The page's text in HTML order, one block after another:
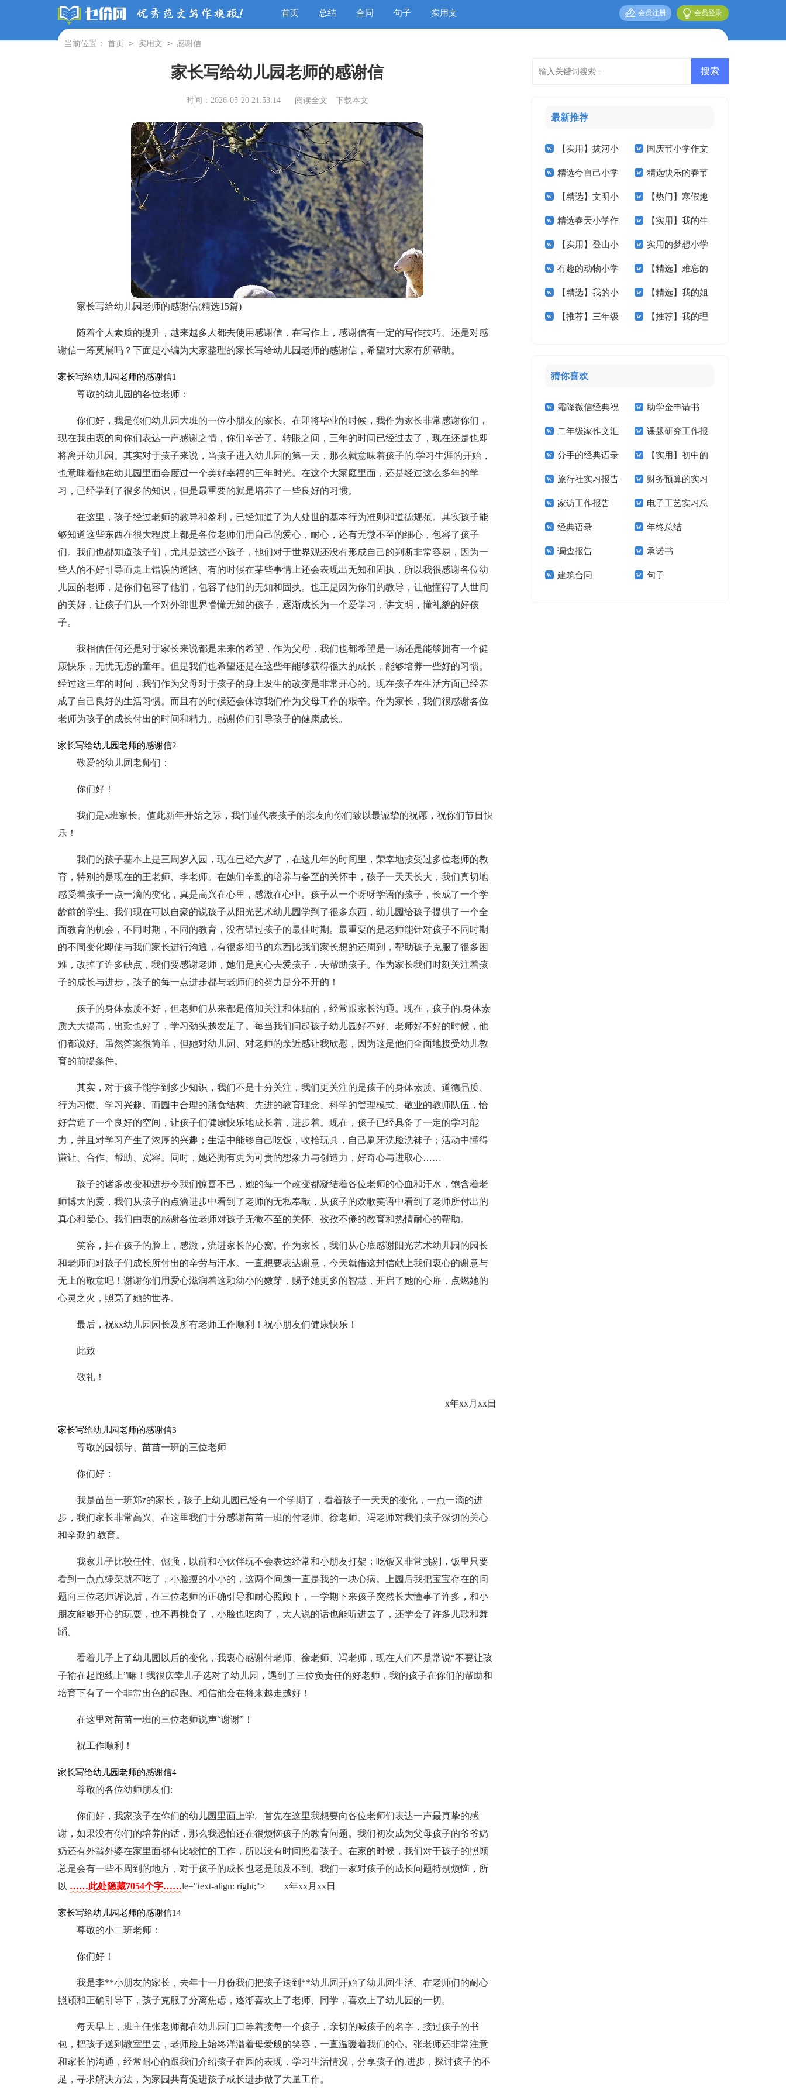
首页 总结 合同 句子 实用文 会员登录
会员注册
当前位置： 首页 > 实用文 > 感谢信
家长写给幼儿园老师的感谢信
时间：2026-05-20 21:53:14 阅读全文 下载本文
家长写给幼儿园老师的感谢信(精选15篇)
随着个人素质的提升，越来越多人都去使用感谢信，在写作上，感谢信有一定的写作技巧。还是对感
谢信一筹莫展吗？下面是小编为大家整理的家长写给幼儿园老师的感谢信，希望对大家有所帮助。
家长写给幼儿园老师的感谢信1
尊敬的幼儿园的各位老师：
你们好，我是你们幼儿园大班的一位小朋友的家长。在即将毕业的时候，我作为家长非常感谢你们，
现在我由衷的向你们表达一声感谢之情，你们辛苦了。转眼之间，三年的时间已经过去了，现在还是也即
将离开幼儿园。其实对于孩子来说，当孩子进入幼儿园的第一天，那么就意味着孩子的.学习生涯的开始，
也意味着他在幼儿园里面会度过一个美好幸福的三年时光。在这个大家庭里面，还是经过这么多年的学
习，已经学到了很多的知识，但是最重要的就是培养了一些良好的习惯。
在这里，孩子经过老师的教导和盈利，已经知道了为人处世的基本行为准则和道德规范。其实孩子能
够知道这些东西在很大程度上都是各位老师们用自己的爱心，耐心，还有无微不至的细心，包容了孩子
们。我们也都知道孩子们，尤其是这些小孩子，他们对于世界观还没有形成自己的判断非常容易，因为一
些人的不好引导而走上错误的道路。有的时候在某些事情上还会表现出无知和固执，所以我很感谢各位幼
儿园的老师，是你们包容了他们，包容了他们的无知和固执。也正是因为你们的教导，让他懂得了人世间
的美好，让孩子们从一个对外部世界懵懂无知的孩子，逐渐成长为一个爱学习，讲文明，懂礼貌的好孩
子。
我相信任何还是对于家长来说都是未来的希望，作为父母，我们也都希望是一场还是能够拥有一个健
康快乐，无忧无虑的童年。但是我们也希望还是在这些年能够获得很大的成长，能够培养一些好的习惯。
经过这三年的时间，我们作为父母对于孩子的身上发生的改变是非常开心的。现在孩子在生活方面已经养
成了自己良好的生活习惯。而且有的时候还会体谅我们作为父母工作的艰辛。作为家长，我们很感谢各位
老师为孩子的成长付出的时间和精力。感谢你们引导孩子的健康成长。
家长写给幼儿园老师的感谢信2
敬爱的幼儿园老师们：
你们好！
我们是x班家长。值此新年开始之际，我们谨代表孩子的亲友向你们致以最诚挚的祝愿，祝你们节日快
乐！
我们的孩子基本上是三周岁入园，现在已经六岁了，在这几年的时间里，荣幸地接受过多位老师的教
育，特别的是现在的王老师、李老师。在她们辛勤的培养与备至的关怀中，孩子一天天长大，我们真切地
感受着孩子一点一滴的变化，真是高兴在心里，感激在心中。孩子从一个呀呀学语的孩子，长成了一个学
龄前的学生。我们现在可以自豪的说孩子从阳光艺术幼儿园学到了很多东西，幼儿园给孩子提供了一个全
面教育的机会，不同时期，不同的教育，没有错过孩子的最佳时期。最重要的是老师能针对孩子不同时期
的不同变化即使与我们家长进行沟通，有很多细节的东西比我们家长想的还周到，帮助孩子克服了很多困
难，改掉了许多缺点，我们要感谢老师，她们是真心去爱孩子，去帮助孩子。作为家长我们时刻关注着孩
子的成长与进步，孩子的每一点进步都与老师们的努力是分不开的！
孩子的身体素质不好，但老师们从来都是倍加关注和体贴的，经常跟家长沟通。现在，孩子的.身体素
质大大提高，出勤也好了，学习劲头越发足了。每当我们问起孩子幼儿园好不好、老师好不好的时候，他
们都说好。虽然答案很简单，但她对幼儿园、对老师的亲近感让我欣慰，因为这是他们全面地接受幼儿教
育的前提条件。
其实，对于孩子能学到多少知识，我们不是十分关注，我们更关注的是孩子的身体素质、道德品质、
行为习惯、学习兴趣。而园中合理的膳食结构、先进的教育理念、科学的管理模式、敬业的教师队伍，恰
好营造了一个良好的空间，让孩子们健康快乐地成长着，进步着。现在，孩子已经具备了一定的学习能
力，并且对学习产生了浓厚的兴趣；生活中能够自己吃饭，收拾玩具，自己刷牙洗脸洗袜子；活动中懂得
谦让、合作、帮助、宽容。同时，她还拥有更为可贵的想象力与创造力，好奇心与进取心……
孩子的诸多改变和进步令我们惊喜不己，她的每一个改变都凝结着各位老师的心血和汗水，饱含着老
师博大的爱，我们从孩子的点滴进步中看到了老师的无私奉献，从孩子的欢歌笑语中看到了老师所付出的
真心和爱心。我们由衷的感谢各位老师对孩子无微不至的关怀、孜孜不倦的教育和热情耐心的帮助。
笑容，挂在孩子的脸上，感激，流进家长的心窝。作为家长，我们从心底感谢阳光艺术幼儿园的园长
和老师们对孩子们成长所付出的辛劳与汗水。一直想要表达谢意，今天就借这封信献上我们衷心的谢意与
无上的敬意吧！谢谢你们用爱心滋润着这颗幼小的嫩芽，赐予她更多的智慧，开启了她的心扉，点燃她的
心灵之火，照亮了她的世界。
最后，祝xx幼儿园园长及所有老师工作顺利！祝小朋友们健康快乐！
此致
敬礼！
x年xx月xx日
家长写给幼儿园老师的感谢信3
尊敬的园领导、苗苗一班的三位老师
你们好：
我是苗苗一班郑z的家长，孩子上幼儿园已经有一个学期了，看着孩子一天天的变化，一点一滴的进
步，我们家长非常高兴。在这里我们十分感谢苗苗一班的付老师、徐老师、冯老师对我们孩子深切的关心
和辛勤的'教育。
我家儿子比较任性、倔强，以前和小伙伴玩不会表达经常和小朋友打架；吃饭又非常挑剔，饭里只要
看到一点点绿菜就不吃了，小脸瘦的小小的，这两个问题一直是我的一块心病。上园后我把宝宝存在的问
题向三位老师诉说后，在三位老师的正确引导和耐心照顾下，一学期下来孩子突然长大懂事了许多，和小
朋友能够开心的玩耍，也不再挑食了，小脸也吃肉了，大人说的话也能听进去了，还学会了许多儿歌和舞
蹈。
看着儿子上了幼儿园以后的变化，我衷心感谢付老师、徐老师、冯老师，现在人们不是常说“不要让孩
子输在起跑线上”嘛！我很庆幸儿子选对了幼儿园，遇到了三位负责任的好老师，我的孩子在你们的帮助和
培育下有了一个非常出色的起跑。相信他会在将来越走越好！
在这里对苗苗一班的三位老师说声“谢谢”！
祝工作顺利！
家长写给幼儿园老师的感谢信4
尊敬的各位幼师朋友们:
你们好，我家孩子在你们的幼儿园里面上学。首先在这里我想要向各位老师们表达一声最真挚的感
谢，如果没有你们的培养的话，那么我恐怕还在很烦恼孩子的教育问题。我们初次成为父母孩子的爷爷奶
奶还有外翁外婆在家里面都有比较忙的工作，所以没有时间照看孩子。在家的时候，我们对于孩子的照顾
总是会有一些不周到的地方，对于孩子的成长也老是顾及不到。我们一家对孩子的成长问题特别烦恼，所
以 ……此处隐藏7054个字……le="text-align: right;"> x年xx月xx日
家长写给幼儿园老师的感谢信14
尊敬的小二班老师：
你们好！
我是李**小朋友的家长，去年十一月份我们把孩子送到**幼儿园开始了幼儿园生活。在老师们的耐心
照顾和正确引导下，孩子克服了分离焦虑，逐渐喜欢上了老师、同学，喜欢上了幼儿园的一切。
每天早上，班主任张老师都在幼儿园门口等着接每一个孩子，亲切的喊孩子的名字，接过孩子的书
包，把孩子送到教室里去，老师脸上始终洋溢着母爱般的笑容，一直温暖着我们的心。张老师还非常注意
和家长的沟通，经常耐心的跟我们介绍孩子在园的表现，学习生活情况，分享孩子的.进步，探讨孩子的不
足，寻求解决方法，为家园共育促进孩子成长进步做了大量工作。
最新推荐
【实用】拔河小
学作文锦集10篇
国庆节小学作文
五篇
精选夸自己小学
作文400字四篇
精选快乐的春节
小学作文汇总八篇
【精选】文明小
学作文300字7篇
【热门】寒假趣
事小学作文合集9篇
精选春天小学作
文400字九篇
【实用】我的生
活小学作文4篇
【实用】登山小
学作文锦集5篇
实用的梦想小学
作文400字四篇
有趣的动物小学
作文汇总5篇
【精选】难忘的
小学作文300字3篇
【精选】我的小
学作文300字三篇
【精选】我的姐
姐小学作文锦集5篇
【推荐】三年级 【推荐】我的理
猜你喜欢
霜降微信经典祝
福语
助学金申请书
【精】
二年级家作文汇
总7篇
课题研究工作报
告
分手的经典语录 【实用】初中的
作文300字汇总6篇
旅行社实习报告
(15篇)
财务预算的实习
报告
家访工作报告 电子工艺实习总
结15篇
经典语录 年终总结
调查报告 承诺书
建筑合同 句子